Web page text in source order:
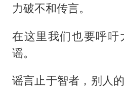
力破不和传言。
在这里我们也要呼
谣。
谣言止于智者，别人